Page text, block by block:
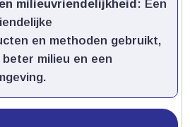
milieuvriendelijkheid: Een
en methoden gebruikt,
milieu en een